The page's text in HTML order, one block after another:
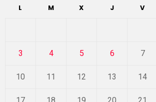
L M X J V
3 4 5 6 7
10 11 12 13 14